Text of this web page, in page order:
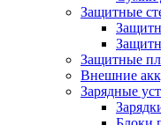
Защитные
Защитные
Внешние
Зарядные